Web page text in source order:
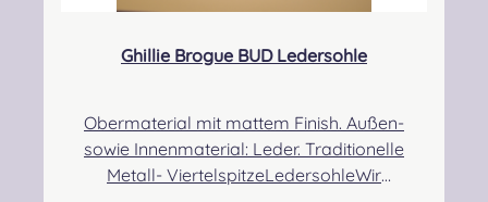
Ghillie Brogue BUD Ledersohle
Obermaterial mit mattem Finish. Außen-
sowie Innenmaterial: Leder. Traditionelle
Metall- ViertelspitzeLedersohleWir